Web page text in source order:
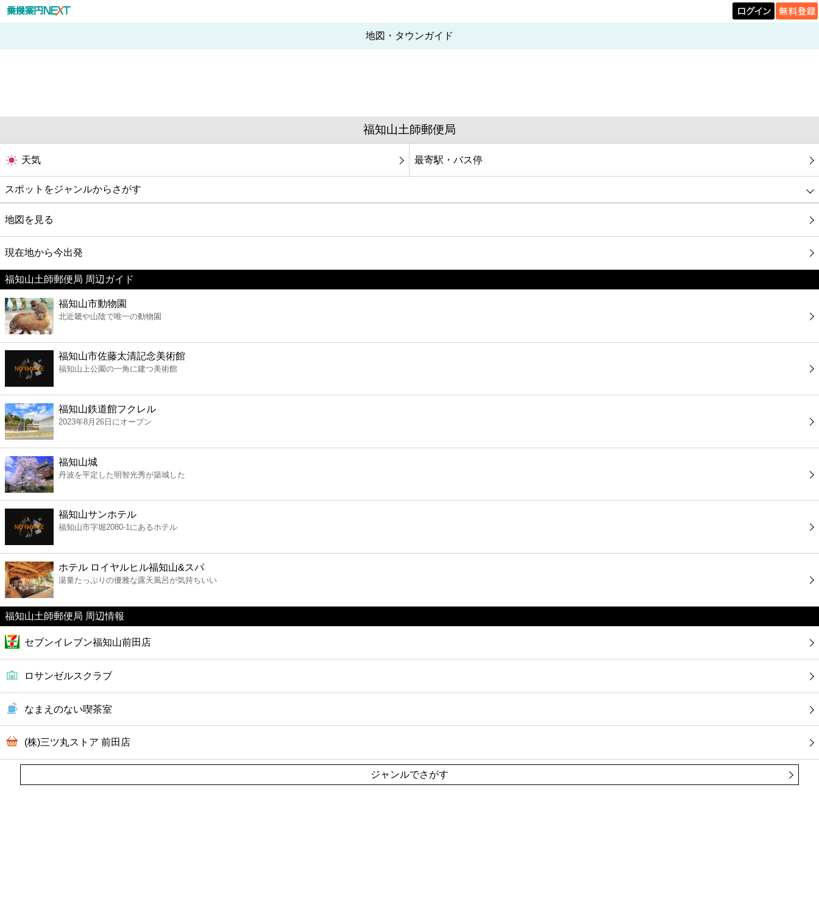
地図・タウンガイド
福知山土師郵便局
天気 最寄駅・バス停
スポットをジャンルからさがす
グルメ
映画
美容
コンビニ
薬局
スーパー
エンタメ
レジャー
書店
ファミレス
ファーストフード
カフェ
ショッピング
銀行
病院
ホテル
地図を見る
現在地から今出発
福知山土師郵便局 周辺ガイド
福知山市動物園
北近畿や山陰で唯一の動物園
福知山市佐藤太清記念美術館
福知山上公園の一角に建つ美術館
福知山鉄道館フクレル
2023年8月26日にオープン
福知山城
丹波を平定した明智光秀が築城した
福知山サンホテル
福知山市字堀2080-1にあるホテル
ホテル ロイヤルヒル福知山&スパ
湯量たっぷりの優雅な露天風呂が気持ちいい
福知山土師郵便局 周辺情報
セブンイレブン福知山前田店
ロサンゼルスクラブ
なまえのない喫茶室
(株)三ツ丸ストア 前田店
ジャンルでさがす